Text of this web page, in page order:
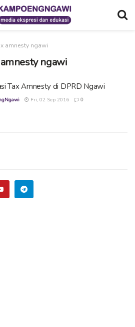
amnesty ngawi
ngawi
Tax Amnesty di DPRD Ngawi
Fri, 02 Sep 2016 0